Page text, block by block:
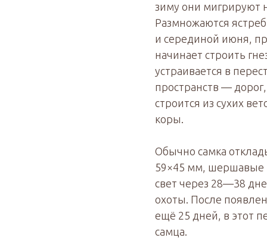
зиму они мигрируют
Размножаются
и серединой июня,
начинает строить
устраивается в
пространств —
строится из сухих
коры.
Обычно самка
59×45 мм, шершавые
свет через 28—38
охоты. После
ещё 25 дней, в этот
самца.